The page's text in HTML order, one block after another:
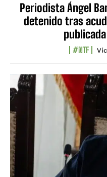
Periodista Ángel
detenido tras
#NTF